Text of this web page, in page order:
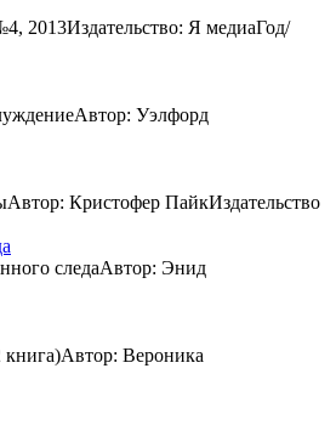
2013Издательство: Я медиаГод/
Уэлфорд
Кристофер ПайкИздательство
следаАвтор: Энид
Вероника